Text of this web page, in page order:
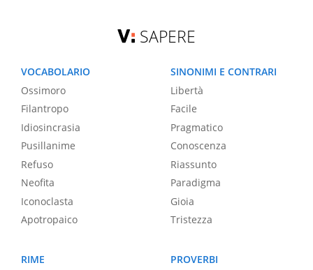
SAPERE
VOCABOLARIO
Ossimoro
Filantropo
Idiosincrasia
Pusillanime
Refuso
Neofita
Iconoclasta
Apotropaico
SINONIMI E CONTRARI
Libertà
Facile
Pragmatico
Conoscenza
Riassunto
Paradigma
Gioia
Tristezza
RIME
PROVERBI